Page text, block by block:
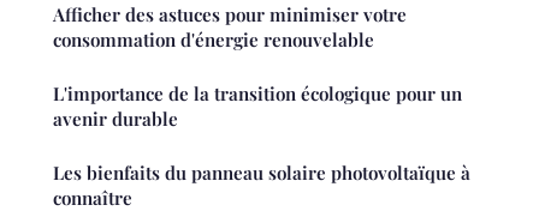
Afficher des astuces pour minimiser votre
consommation d'énergie renouvelable
L'importance de la transition écologique pour un
avenir durable
Les bienfaits du panneau solaire photovoltaïque à
connaître